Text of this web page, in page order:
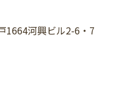
1664河興ビル2-6・7